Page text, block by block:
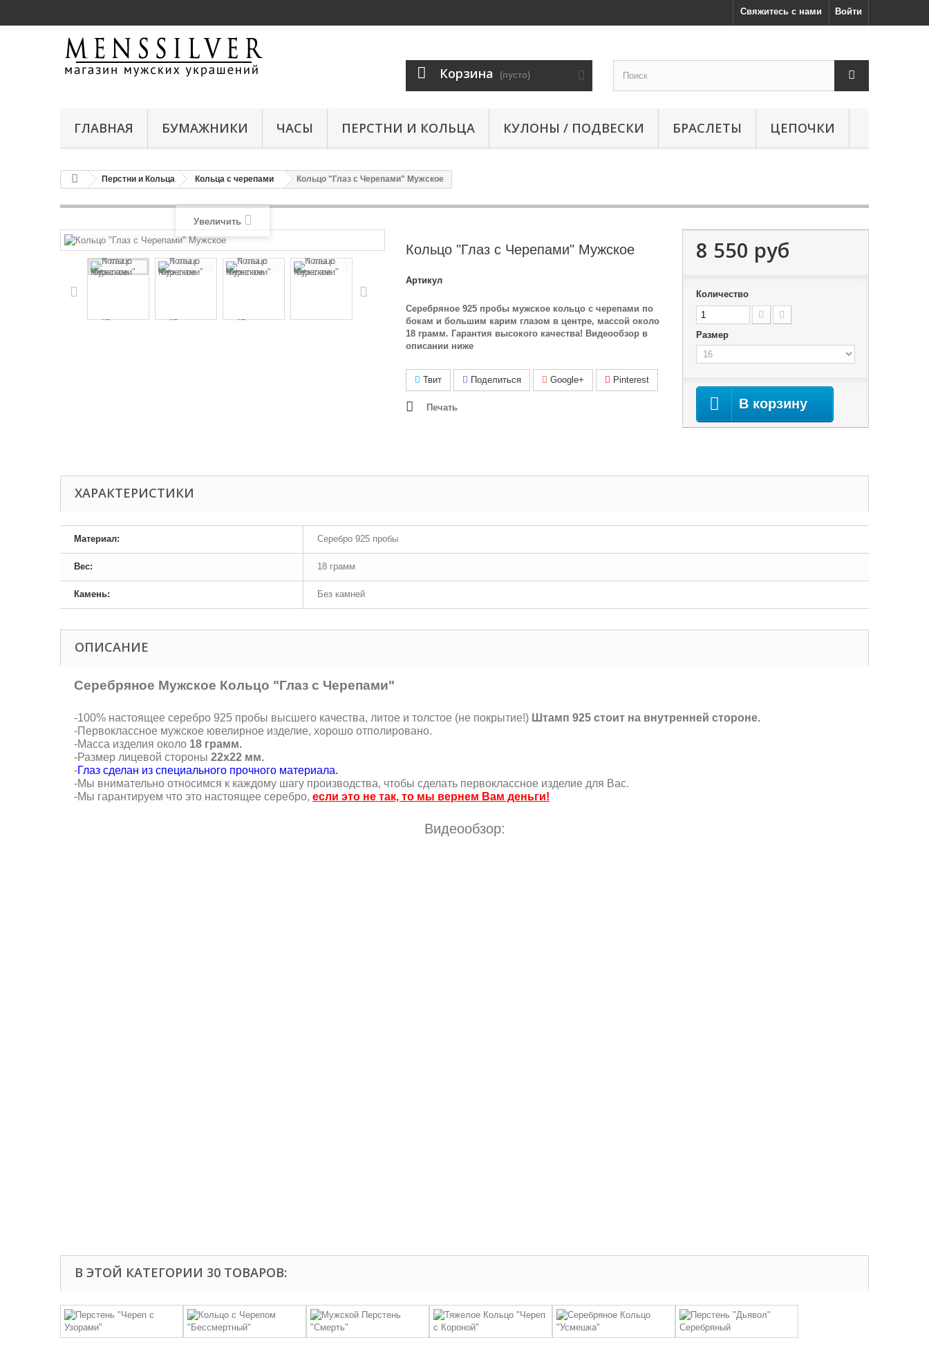
Войти
Свяжитесь с нами
Корзина (пусто)
ГЛАВНАЯ БУМАЖНИКИ ЧАСЫ ПЕРСТНИ И КОЛЬЦА КУЛОНЫ / ПОДВЕСКИ БРАСЛЕТЫ ЦЕПОЧКИ
Перстни и Кольца Кольца с черепами Кольцо "Глаз с Черепами" Мужское
Увеличить
Кольцо "Глаз с Черепами" Мужское
Артикул
Серебряное 925 пробы мужское кольцо с черепами по
бокам и большим карим глазом в центре, массой около
18 грамм. Гарантия высокого качества! Видеообзор в
описании ниже
Твит Поделиться Google+ Pinterest
Печать
8 550 руб
Количество
Размер
В корзину
ХАРАКТЕРИСТИКИ
Материал: Серебро 925 пробы
Вес: 18 грамм
Камень: Без камней
ОПИСАНИЕ
Серебряное Мужское Кольцо "Глаз с Черепами"
-100% настоящее серебро 925 пробы высшего качества, литое и толстое (не покрытие!) Штамп 925 стоит на внутренней стороне.
-Первоклассное мужское ювелирное изделие, хорошо отполировано.
-Масса изделия около 18 грамм.
-Размер лицевой стороны 22х22 мм.
-Глаз сделан из специального прочного материала.
-Мы внимательно относимся к каждому шагу производства, чтобы сделать первоклассное изделие для Вас.
-Мы гарантируем что это настоящее серебро, если это не так, то мы вернем Вам деньги!
Видеообзор:
В ЭТОЙ КАТЕГОРИИ 30 ТОВАРОВ: